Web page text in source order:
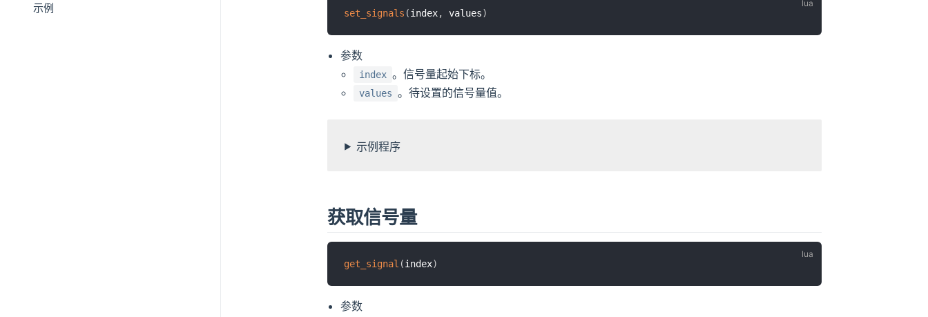
示例
set_signals (index, values)
参数
index 。信号量起始下标。
values 。待设置的信号量值。
示例程序
获取信号量
get_signal (index)
参数